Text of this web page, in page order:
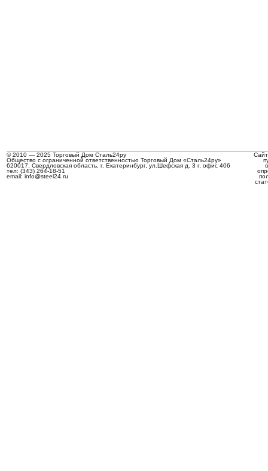
© 2010 — 2025 Торговый Дом Сталь24ру
Общество с ограниченной ответственностью Торговый Дом «Сталь24ру»
620017, Свердловская область, г. Екатеринбург, ул.Шефская д. 3 г, офис 406
тел: (343) 264-18-51
email: info@steel24.ru